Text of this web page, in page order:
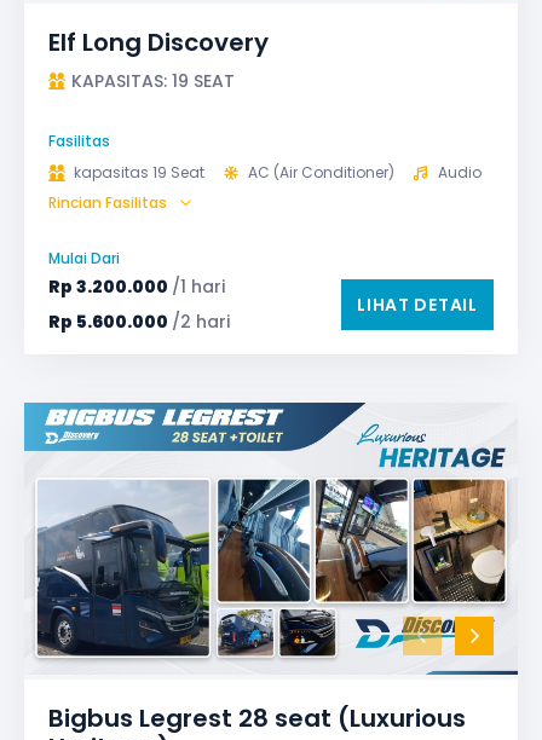
Elf Long Discovery
KAPASITAS: 19 SEAT
Fasilitas
kapasitas 19 Seat
AC (Air Conditioner)
Audio
GPS
Microphone untuk karaoke
TV LED & Android System
Rincian Fasilitas
Mulai Dari
Rp 3.200.000 /1 hari
Rp 5.600.000 /2 hari
LIHAT DETAIL
Bigbus Legrest 28 seat (Luxurious